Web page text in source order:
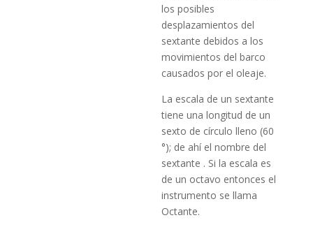
los posibles
desplazamientos del
sextante debidos a los
movimientos del barco
causados por el oleaje.
La escala de un sextante
tiene una longitud de un
sexto de círculo lleno (60
°); de ahí el nombre del
sextante . Si la escala es
de un octavo entonces el
instrumento se llama
Octante.